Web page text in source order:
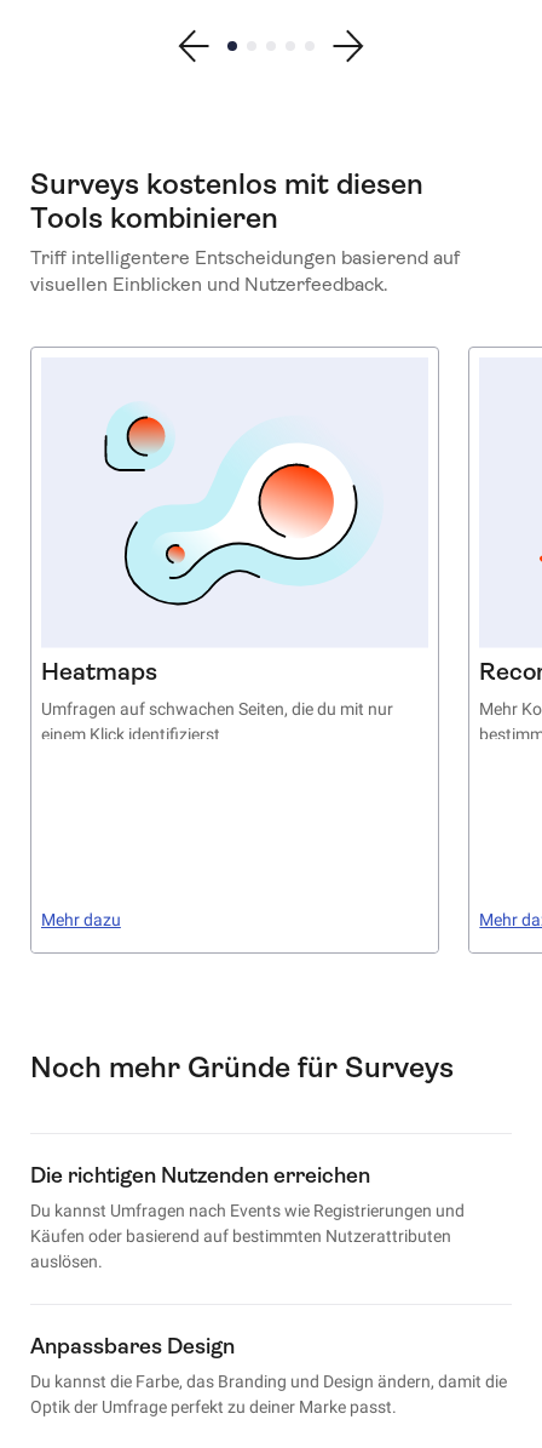
Show previous testimonial
Show testimonial 1
Show testimonial 2
Show testimonial 3
Show testimonial 4
Show testimonial 5
Show next testimonial
Surveys kostenlos mit diesen
Tools kombinieren
Triff intelligentere Entscheidungen basierend auf
visuellen Einblicken und Nutzerfeedback.
Heatmaps
Umfragen auf schwachen Seiten, die du mit nur
einem Klick identifizierst
Mehr dazu
Mehr
Mehr
Noch mehr Gründe für Surveys
Die richtigen Nutzenden erreichen
Du kannst Umfragen nach Events wie Registrierungen und
Käufen oder basierend auf bestimmten Nutzerattributen
auslösen.
Anpassbares Design
Du kannst die Farbe, das Branding und Design ändern, damit die
Optik der Umfrage perfekt zu deiner Marke passt.